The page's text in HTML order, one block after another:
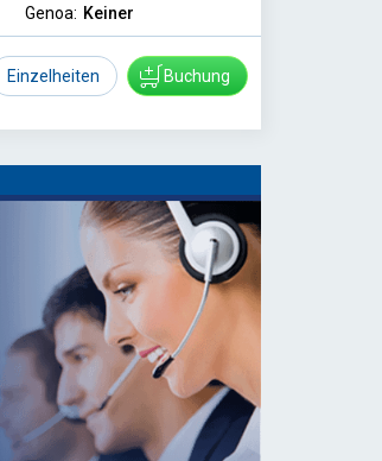
Genoa: Keiner
Einzelheiten Buchung